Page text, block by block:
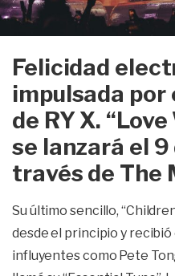
Felicidad
impulsada
de RY X.
se lanzará el
través de The
Su último sencillo,
desde el principio y
influyentes como Pete